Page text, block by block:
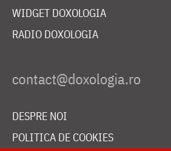
WIDGET DOXOLOGIA
RADIO DOXOLOGIA
DESPRE NOI
POLITICA DE COOKIES